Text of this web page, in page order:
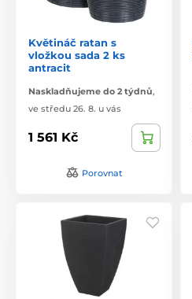
Květináč ratan s
vložkou sada 2 ks
antracit
Naskladňujeme do 2 týdnů,
ve středu 26. 8. u vás
1 561 Kč
Porovnat